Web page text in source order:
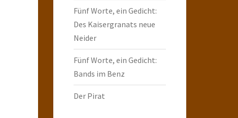
Fünf Worte, ein Gedicht:
Des Kaisergranats neue
Neider
Fünf Worte, ein Gedicht:
Bands im Benz
Der Pirat